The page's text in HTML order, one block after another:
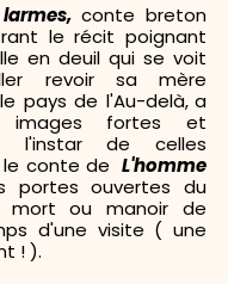
conte breton
le récit poignant
en deuil qui se voit
revoir sa mère
pays de l'Au-delà, a
images fortes et
l'instar de celles
le conte de L'homme
portes ouvertes du
mort ou manoir de
d'une visite ( une
! ).